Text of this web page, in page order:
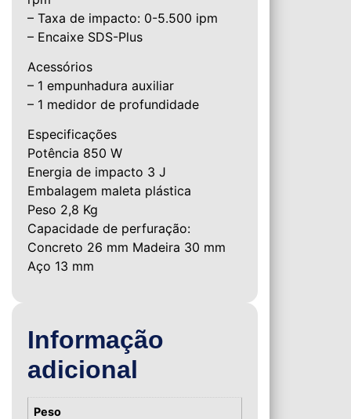
– Taxa de impacto: 0-5.500 ipm
– Encaixe SDS-Plus
Acessórios
– 1 empunhadura auxiliar
– 1 medidor de profundidade
Especificações
Potência 850 W
Energia de impacto 3 J
Embalagem maleta plástica
Peso 2,8 Kg
Capacidade de perfuração:
Concreto 26 mm Madeira 30 mm
Aço 13 mm
Informação
adicional
Peso